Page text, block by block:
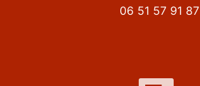
06 51 57 91 87